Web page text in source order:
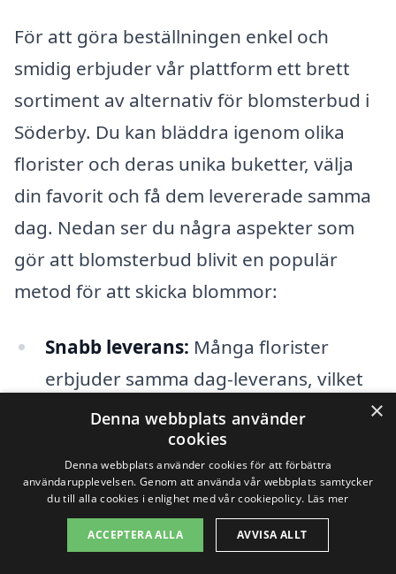
För att göra beställningen enkel och
smidig erbjuder vår plattform ett brett
sortiment av alternativ för blomsterbud i
Söderby. Du kan bläddra igenom olika
florister och deras unika buketter, välja
din favorit och få dem levererade samma
dag. Nedan ser du några aspekter som
gör att blomsterbud blivit en populär
metod för att skicka blommor:
Snabb leverans: Många florister
erbjuder samma dag-leverans, vilket
innebär att du kan skicka blommor
snabbt och effektivt.
Brett urval:Det finns ett stort utbud
av buketter, inklusive allt från
romantiska rosor till färgglada
×
Denna webbplats använder
cookies
Denna webbplats använder cookies för att förbättra
användarupplevelsen. Genom att använda vår webbplats samtycker
du till alla cookies i enlighet med vår cookiepolicy. Läs mer
ACCEPTERA ALLA AVVISA ALLT